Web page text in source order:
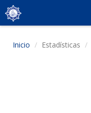
Inicio Estadísticas